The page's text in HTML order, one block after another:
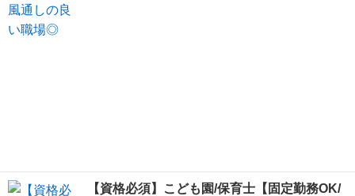
【資格必須】こども園/保育士【固定勤務OK/